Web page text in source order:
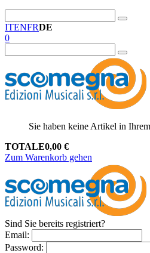
ITENFRDE
0
Sie haben keine Artikel in
TOTALE0,00 €
Zum Warenkorb gehen
Sind Sie bereits registriert?
Email:
Password: